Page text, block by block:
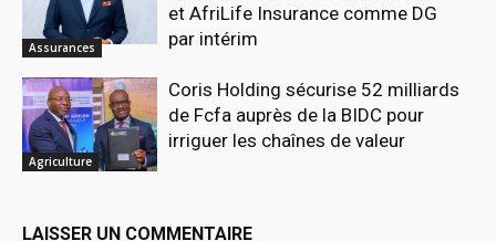
Assurances
et AfriLife Insurance comme DG
par intérim
Agriculture
Coris Holding sécurise 52 milliards
de Fcfa auprès de la BIDC pour
irriguer les chaînes de valeur
LAISSER UN COMMENTAIRE